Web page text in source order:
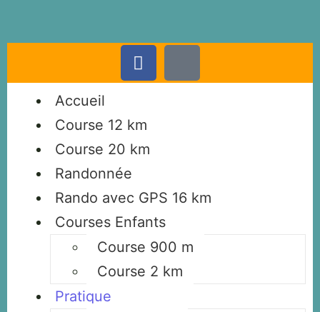
Accueil
Course 12 km
Course 20 km
Randonnée
Rando avec GPS 16 km
Courses Enfants
Course 900 m
Course 2 km
Pratique